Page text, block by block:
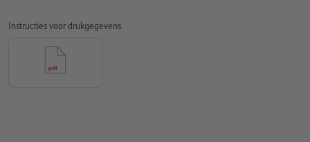
papier, FOGRA52 (PSO Uncoated v3 FOGRA52) voor
Spel- en zetfouten
Instructies voor drukgegevens